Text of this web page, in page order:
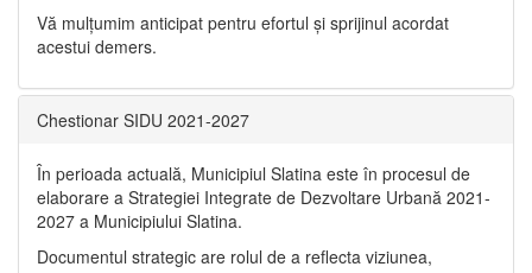
Vă mulţumim anticipat pentru efortul şi sprijinul acordat
acestui demers.
Chestionar SIDU 2021-2027
În perioada actuală, Municipiul Slatina este în procesul de
elaborare a Strategiei Integrate de Dezvoltare Urbană 2021‐
2027 a Municipiului Slatina.
Documentul strategic are rolul de a reflecta viziunea,